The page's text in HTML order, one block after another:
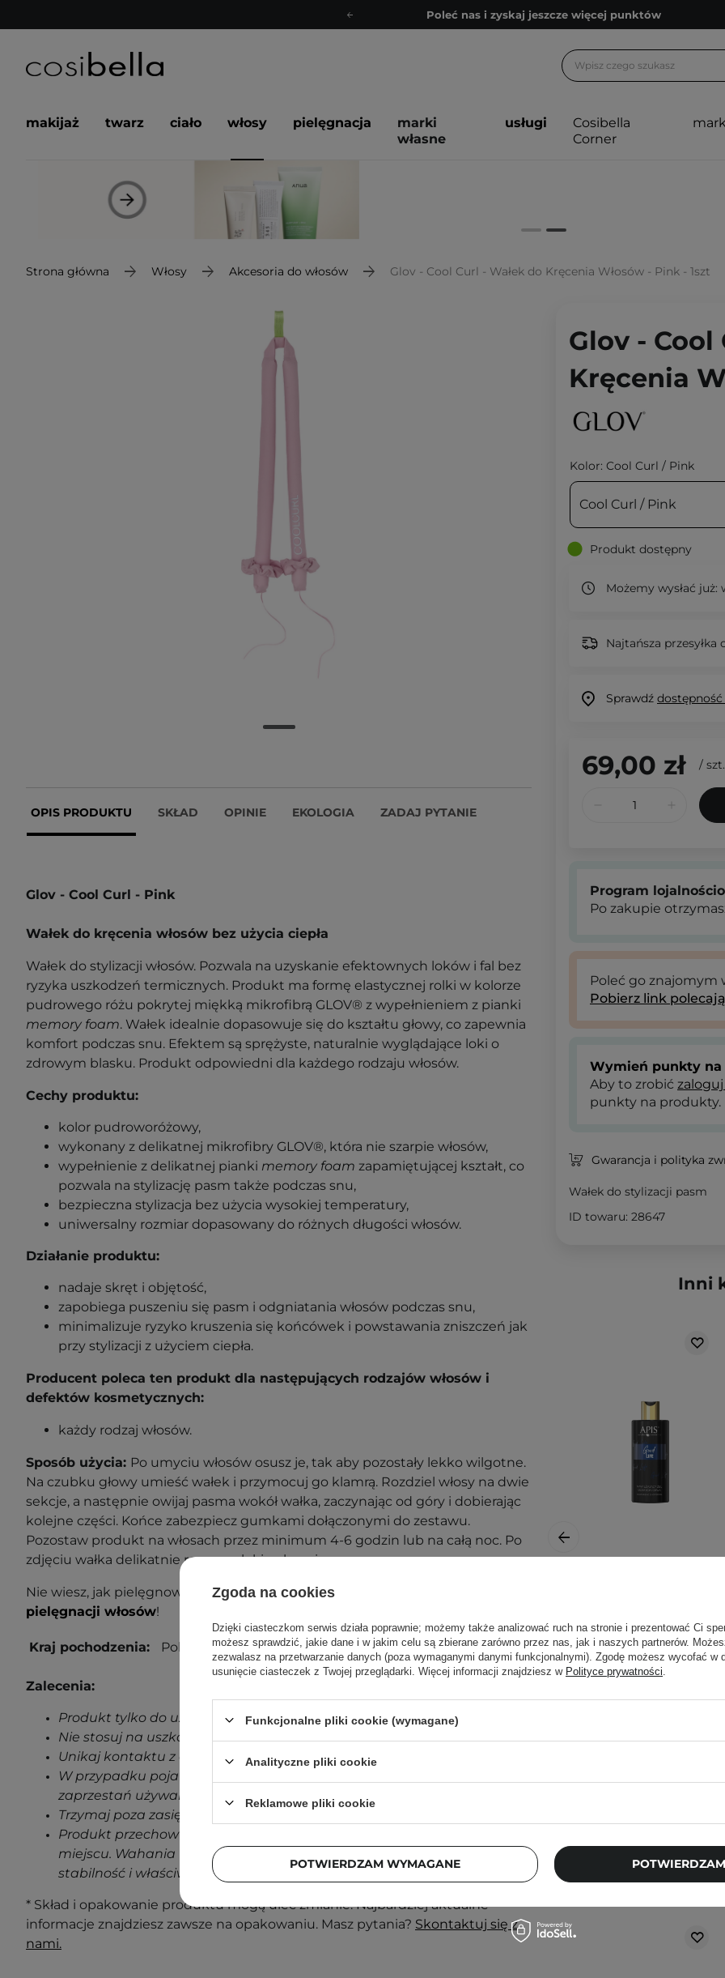
Poleć nas i zyskaj jeszcze więcej punktów
Bezpłatne konsultacje kosmetologiczne
Poleć nas i zyskaj jeszcze więcej punktów
makijaż twarz ciało włosy pielęgnacja
marki
własne
usługi
Cosibella
Corner
Strona główna Włosy Akcesoria do włosów Glov - Cool Curl - Wałek do Kręcenia Włosów - Pink - 1szt
OPIS PRODUKTU SKŁAD OPINIE EKOLOGIA ZADAJ PYTANIE
Glov - Cool Curl - Pink
Wałek do kręcenia włosów bez użycia ciepła
Wałek do stylizacji włosów. Pozwala na uzyskanie efektownych loków i fal bez
ryzyka uszkodzeń termicznych. Produkt ma formę elastycznej rolki w kolorze
pudrowego różu pokrytej miękką mikrofibrą GLOV® z wypełnieniem z pianki
memory foam. Wałek idealnie dopasowuje się do kształtu głowy, co zapewnia
komfort podczas snu. Efektem są sprężyste, naturalnie wyglądające loki o
zdrowym blasku. Produkt odpowiedni dla każdego rodzaju włosów.
Cechy produktu:
kolor pudroworóżowy,
wykonany z delikatnej mikrofibry GLOV®, która nie szarpie włosów,
wypełnienie z delikatnej pianki memory foam zapamiętującej kształt, co
pozwala na stylizację pasm także podczas snu,
bezpieczna stylizacja bez użycia wysokiej temperatury,
uniwersalny rozmiar dopasowany do różnych długości włosów.
Działanie produktu:
nadaje skręt i objętość,
zapobiega puszeniu się pasm i odgniatania włosów podczas snu,
minimalizuje ryzyko kruszenia się końcówek i powstawania zniszczeń jak
przy stylizacji z użyciem ciepła.
Producent poleca ten produkt dla następujących rodzajów włosów i
defektów kosmetycznych:
każdy rodzaj włosów.
Sposób użycia: Po umyciu włosów osusz je, tak aby pozostały lekko wilgotne.
Na czubku głowy umieść wałek i przymocuj go klamrą. Rozdziel włosy na dwie
sekcje, a następnie owijaj pasma wokół wałka, zaczynając od góry i dobierając
kolejne części. Końce zabezpiecz gumkami dołączonymi do zestawu.
Pozostaw produkt na włosach przez minimum 4-6 godzin lub na całą noc. Po
zdjęciu wałka delikatnie rozczesz loki palcami.
Nie wiesz, jak pielęgnować swoje włosy? Sprawdź nasze
pielęgnacji włosów!
Kraj pochodzenia: Polska
Zalecenia:
Produkt tylko do użytku zewnętrznego.
Nie stosuj na uszkodzoną skórę.
Unikaj kontaktu z oczami.
W przypadku pojawienia się jakichkolwiek oznak podrażnienia,
zaprzestań używania produktu.
Trzymaj poza zasięgiem dzieci.
Produkt przechowuj w temperaturze pokojowej, w zacienionym
miejscu. Wahania temperatur podczas transportu nie wpłyną na
stabilność i właściwości produktu.
* Skład i opakowanie produktu mogą ulec zmianie. Najbardziej aktualne
informacje znajdziesz zawsze na opakowaniu. Masz pytania? Skontaktuj się z
nami.
Glov - Cool
Kręcenia
Kolor: Cool Curl / Pink
Cool Curl / Pink
Produkt dostępny
Możemy wysłać już:
Najtańsza przesyłka
Sprawdź
69,00 zł / szt.
Program
Po zakupie
Poleć go znajomym
Pobierz link
Wymień punkty na
Aby to zrobić zaloguj
punkty na produkty.
Gwarancja i polityka
Wałek do stylizacji pasm
ID towaru: 28647
Inni
Mycia Ciała -
300ml
35,00 zł
Klienci,
Zgoda na cookies
Dzięki ciasteczkom serwis działa poprawnie; możemy także analizować ruch na stronie i prezentować Ci
możesz sprawdzić, jakie dane i w jakim celu są zbierane zarówno przez nas, jak i naszych partnerów.
zezwalasz na przetwarzanie danych (poza wymaganymi danymi funkcjonalnymi). Zgodę możesz wycofać w
usunięcie ciasteczek z Twojej przeglądarki. Więcej informacji znajdziesz w Polityce prywatności
Funkcjonalne pliki cookie (wymagane)
Analityczne pliki cookie
Reklamowe pliki cookie
POTWIERDZAM WYMAGANE